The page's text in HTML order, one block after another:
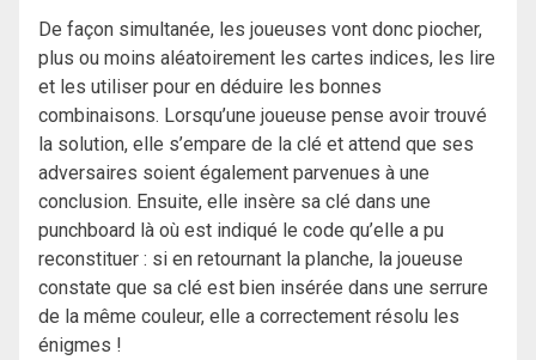
De façon simultanée, les joueuses vont donc piocher,
plus ou moins aléatoirement les cartes indices, les lire
et les utiliser pour en déduire les bonnes
combinaisons. Lorsqu’une joueuse pense avoir trouvé
la solution, elle s’empare de la clé et attend que ses
adversaires soient également parvenues à une
conclusion. Ensuite, elle insère sa clé dans une
punchboard là où est indiqué le code qu’elle a pu
reconstituer : si en retournant la planche, la joueuse
constate que sa clé est bien insérée dans une serrure
de la même couleur, elle a correctement résolu les
énigmes !